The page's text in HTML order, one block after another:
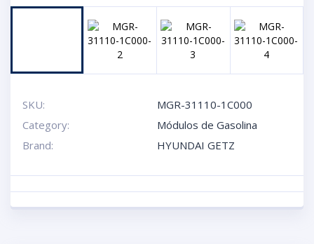
SKU:
MGR-31110-1C000
Category:
Módulos de Gasolina
Brand:
HYUNDAI GETZ